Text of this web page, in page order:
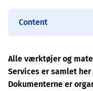
Content
Alle værktøjer og
Services er samlet
Dokumenterne er